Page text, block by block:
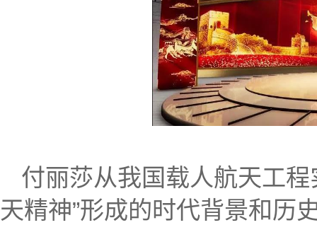
付丽莎从我国载人航天工
天精神”形成的时代背景和历